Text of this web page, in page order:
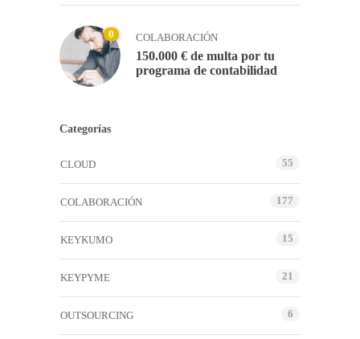
0 COLABORACIÓN
150.000 € de multa por tu
programa de contabilidad
Categorías
CLOUD 55
COLABORACIÓN 177
KEYKUMO 15
KEYPYME 21
OUTSOURCING 6